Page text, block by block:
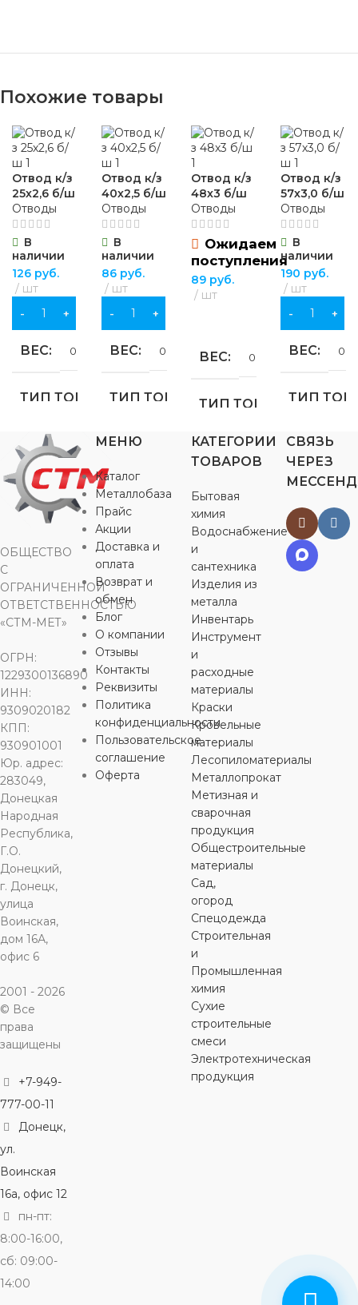
Похожие товары
Отвод к/з
25х2,6 б/ш
Отводы
В
наличии
126 руб.
шт
ВЕС 0.113 кг
ТИП ТОВАРА
отвод
НАЗНАЧЕНИЕ
для водоснабжения
газоснабжения
отопления
МАТЕРИАЛ Сталь
ТИП
ПРИСОЕДИНЕНИЯ
сварное
ТОЛЩИНА
Отвод к/з
40х2,5 б/ш
Отводы
В
наличии
86 руб.
шт
ВЕС 0.296 кг
ТИП ТОВАРА
отвод
НАЗНАЧЕНИЕ
для водоснабжения
для
для
отопления
МАТЕРИАЛ Сталь
40 мм
ТИП
ПРИСОЕДИНЕНИЯ
сварное
2,6 мм
Отвод к/з
48х3 б/ш
Отводы
Ожидаем
поступления
89 руб.
шт
ВЕС 0.45 кг
ТИП ТОВАРА
отвод
НАЗНАЧЕНИЕ
для водоснабжения ,для
,для
МАТЕРИАЛ
ТИП
ПРИСОЕДИНЕНИЯ
сварное
ТОЛЩИНА
Отвод к/з
57х3,0 б/ш
Отводы
В
наличии
190 руб.
шт
ВЕС
ТИП
отвод
для
отопления
ОБЩЕСТВО
С
ОГРАНИЧЕННОЙ
ОТВЕТСТВЕННОСТЬЮ
«СТМ-МЕТ»
ОГРН:
1229300136890
ИНН:
9309020182
КПП:
930901001
Юр. адрес:
283049,
Донецкая
Народная
Республика,
Г.О.
Донецкий,
г. Донецк,
улица
Воинская,
дом 16А,
офис 6
2001 - 2026
© Все
права
защищены
+7-949-
777-00-11
Донецк,
ул.
Воинская
16а, офис 12
пн-пт:
8:00-16:00,
сб: 09:00-
14:00
МЕНЮ
Каталог
Металлобаза
Прайс
Акции
Доставка и
оплата
Возврат и
обмен
Блог
О компании
Отзывы
Контакты
Реквизиты
Политика
конфиденциальности
Пользовательское
соглашение
Оферта
КАТЕГОРИИ
ТОВАРОВ
Бытовая
химия
Водоснабжение
и
сантехника
Изделия из
металла
Инвентарь
Инструмент
и
расходные
материалы
Краски
Кровельные
материалы
Лесопиломатериалы
Металлопрокат
Метизная и
сварочная
продукция
Общестроительные
материалы
Сад,
огород
Спецодежда
Строительная
и
Промышленная
химия
Сухие
строительные
смеси
Электротехническая
продукция
СВЯЗЬ
ЧЕРЕЗ